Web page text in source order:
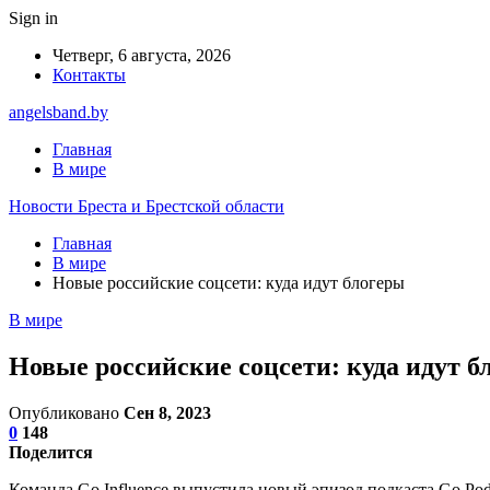
Sign in
Четверг, 6 августа, 2026
Контакты
angelsband.by
Главная
В мире
Новости Бреста и Брестской области
Главная
В мире
Новые российские соцсети: куда идут блогеры
В мире
Новые российские соцсети: куда идут
Опубликовано Сен 8, 2023
0 148
Поделится